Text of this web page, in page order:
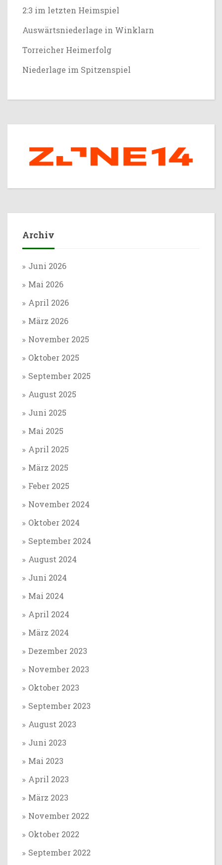
2:3 im letzten Heimspiel
Auswärtsniederlage in Winklarn
Torreicher Heimerfolg
Niederlage im Spitzenspiel
Archiv
Juni 2026
Mai 2026
April 2026
März 2026
November 2025
Oktober 2025
September 2025
August 2025
Juni 2025
Mai 2025
April 2025
März 2025
Feber 2025
November 2024
Oktober 2024
September 2024
August 2024
Juni 2024
Mai 2024
April 2024
März 2024
Dezember 2023
November 2023
Oktober 2023
September 2023
August 2023
Juni 2023
Mai 2023
April 2023
März 2023
November 2022
Oktober 2022
September 2022